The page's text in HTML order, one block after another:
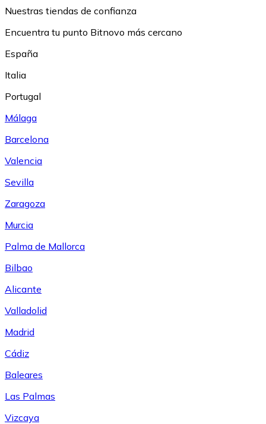
Nuestras tiendas de confianza
Encuentra tu punto Bitnovo más cercano
España
Italia
Portugal
Málaga
Barcelona
Valencia
Sevilla
Zaragoza
Murcia
Palma de Mallorca
Bilbao
Alicante
Valladolid
Madrid
Cádiz
Baleares
Las Palmas
Vizcaya